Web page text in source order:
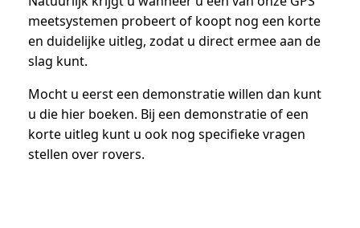
meetsystemen probeert of koopt nog een korte
en duidelijke uitleg, zodat u direct ermee aan de
slag kunt.
Mocht u eerst een demonstratie willen dan kunt
u die hier boeken. Bij een demonstratie of een
korte uitleg kunt u ook nog specifieke vragen
stellen over rovers.